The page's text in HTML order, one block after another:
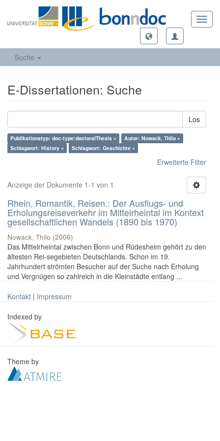
Suche
E-Dissertationen: Suche
Los
Publikationstyp: doc-type:doctoralThesis ×
Autor: Nowack, Thilo ×
Schlagwort: History ×
Schlagwort: Geschichte ×
Erweiterte Filter
Anzeige der Dokumente 1-1 von 1
Rhein, Romantik, Reisen.: Der Ausflugs- und
Erholungsreiseverkehr im Mittelrheintal im Kontext
gesellschaftlichen Wandels (1890 bis 1970)
Nowack, Thilo (2006)
Das Mittelrheintal zwischen Bonn und Rüdesheim gehört zu den
ältesten Rei-segebieten Deutschlands. Schon im 19.
Jahrhundert strömten Besucher auf der Suche nach Erholung
und Vergnügen so zahlreich in die Kleinstädte entlang ...
Kontakt | Impressum
Indexed by
Theme by